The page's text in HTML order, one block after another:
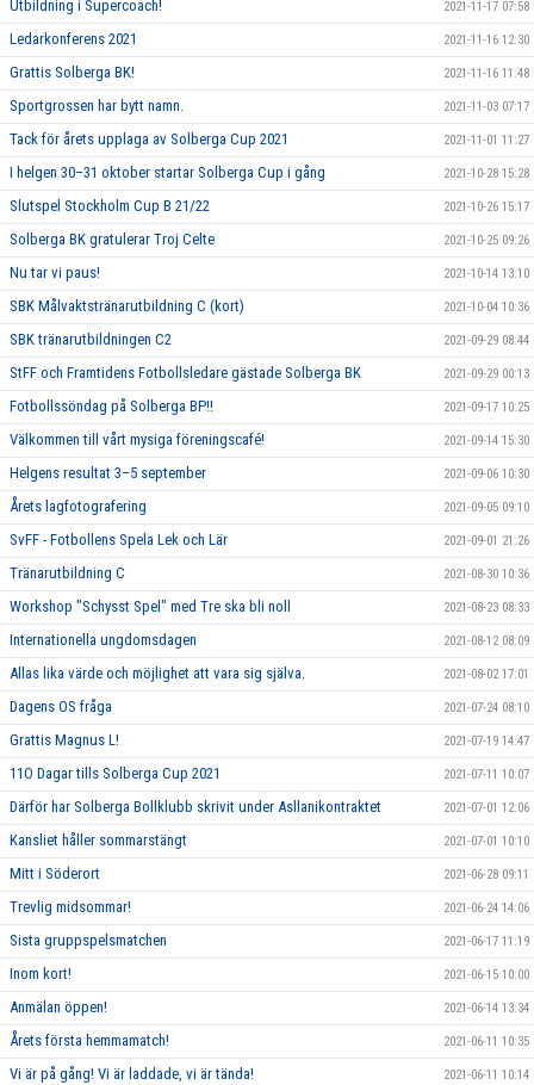
Utbildning i Supercoach! 2021-11-17 07:58
Ledarkonferens 2021 2021-11-16 12:30
Grattis Solberga BK! 2021-11-16 11:48
Sportgrossen har bytt namn. 2021-11-03 07:17
Tack för årets upplaga av Solberga Cup 2021 2021-11-01 11:27
I helgen 30–31 oktober startar Solberga Cup i gång 2021-10-28 15:28
Slutspel Stockholm Cup B 21/22 2021-10-26 15:17
Solberga BK gratulerar Troj Celte 2021-10-25 09:26
Nu tar vi paus! 2021-10-14 13:10
SBK Målvaktstränarutbildning C (kort) 2021-10-04 10:36
SBK tränarutbildningen C2 2021-09-29 08:44
StFF och Framtidens Fotbollsledare gästade Solberga BK 2021-09-29 00:13
Fotbollssöndag på Solberga BP!! 2021-09-17 10:25
Välkommen till vårt mysiga föreningscafé! 2021-09-14 15:30
Helgens resultat 3–5 september 2021-09-06 10:30
Årets lagfotografering 2021-09-05 09:10
SvFF - Fotbollens Spela Lek och Lär 2021-09-01 21:26
Tränarutbildning C 2021-08-30 10:36
Workshop "Schysst Spel" med Tre ska bli noll 2021-08-23 08:33
Internationella ungdomsdagen 2021-08-12 08:09
Allas lika värde och möjlighet att vara sig själva. 2021-08-02 17:01
Dagens OS fråga 2021-07-24 08:10
Grattis Magnus L! 2021-07-19 14:47
11O Dagar tills Solberga Cup 2021 2021-07-11 10:07
Därför har Solberga Bollklubb skrivit under Asllanikontraktet 2021-07-01 12:06
Kansliet håller sommarstängt 2021-07-01 10:10
Mitt i Söderort 2021-06-28 09:11
Trevlig midsommar! 2021-06-24 14:06
Sista gruppspelsmatchen 2021-06-17 11:19
Inom kort! 2021-06-15 10:00
Anmälan öppen! 2021-06-14 13:34
Årets första hemmamatch! 2021-06-11 10:35
Vi är på gång! Vi är laddade, vi är tända! 2021-06-11 10:14